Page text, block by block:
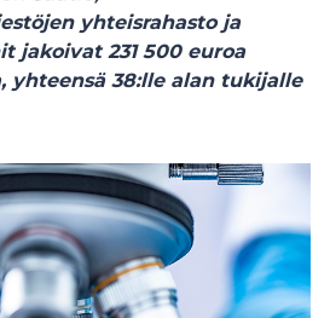
yhteisrahasto ja
jakoivat 231 500 euroa
yhteensä 38:lle alan tukijalle